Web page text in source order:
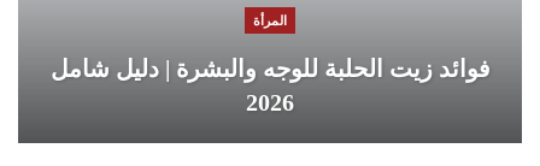
المرأة
فوائد زيت الحلبة للوجه والبشرة | دليل شامل
2026